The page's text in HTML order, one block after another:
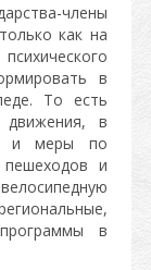
члены
как на
в
То есть
движения, в
и меры по
и
в